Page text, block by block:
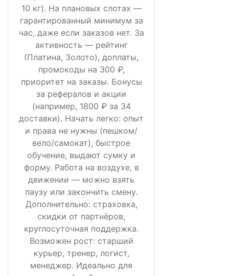
10 кг). На плановых слотах —
гарантированный минимум за
час, даже если заказов нет. За
активность — рейтинг
(Платина, Золото), доплаты,
промокоды на 300 ₽,
приоритет на заказы. Бонусы
за рефералов и акции
(например, 1800 ₽ за 34
доставки). Начать легко: опыт
и права не нужны (пешком/
вело/самокат), быстрое
обучение, выдают сумку и
форму. Работа на воздухе, в
движении — можно взять
паузу или закончить смену.
Дополнительно: страховка,
скидки от партнёров,
круглосуточная поддержка.
Возможен рост: старший
курьер, тренер, логист,
менеджер. Идеально для